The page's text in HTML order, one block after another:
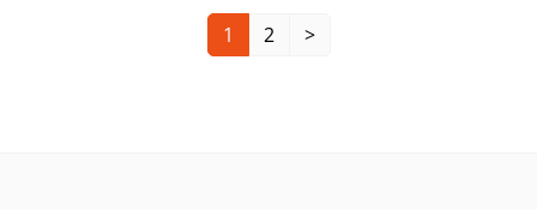
erstmals über 70 Mio. Pakete zugestellt zu haben.
1 2 >